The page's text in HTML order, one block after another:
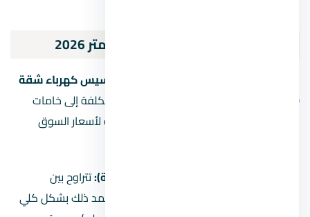
تكلفة تأسيس كهرباء شقة
100 متر 2026
؟ للإجابة بدقة، يجب تقسيم التكلفة إلى خامات
ومصنعية. الأرقام التالية هي تقديرات تقريبية لأسعار السوق
الخامات (أسلاك، خراطيم، علب، لوحة):تتراوح بين
. يعتمد ذلك بشكل كلي